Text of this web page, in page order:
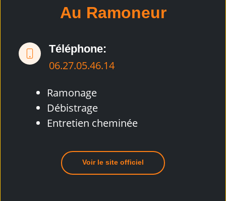
Au Ramoneur
Téléphone:
06.27.05.46.14
Ramonage
Débistrage
Entretien cheminée
Voir le site officiel